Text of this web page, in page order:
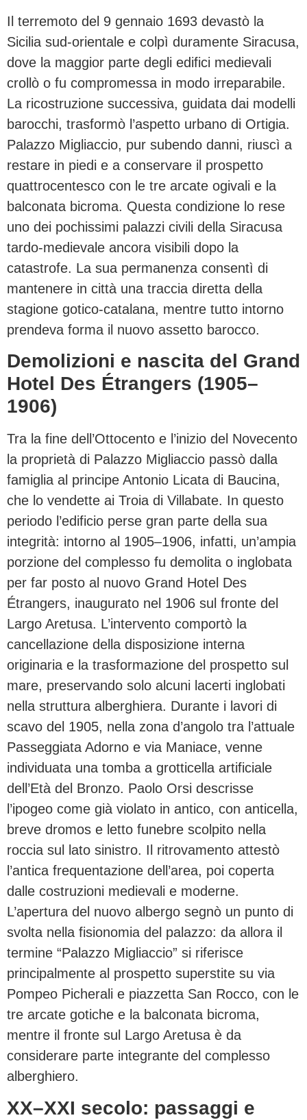
Il terremoto del 9 gennaio 1693 devastò la
Sicilia sud-orientale e colpì duramente Siracusa,
dove la maggior parte degli edifici medievali
crollò o fu compromessa in modo irreparabile.
La ricostruzione successiva, guidata dai modelli
barocchi, trasformò l’aspetto urbano di Ortigia.
Palazzo Migliaccio, pur subendo danni, riuscì a
restare in piedi e a conservare il prospetto
quattrocentesco con le tre arcate ogivali e la
balconata bicroma. Questa condizione lo rese
uno dei pochissimi palazzi civili della Siracusa
tardo-medievale ancora visibili dopo la
catastrofe. La sua permanenza consentì di
mantenere in città una traccia diretta della
stagione gotico-catalana, mentre tutto intorno
prendeva forma il nuovo assetto barocco.
Demolizioni e nascita del Grand
Hotel Des Étrangers (1905–
1906)
Tra la fine dell’Ottocento e l’inizio del Novecento
la proprietà di Palazzo Migliaccio passò dalla
famiglia al principe Antonio Licata di Baucina,
che lo vendette ai Troia di Villabate. In questo
periodo l’edificio perse gran parte della sua
integrità: intorno al 1905–1906, infatti, un’ampia
porzione del complesso fu demolita o inglobata
per far posto al nuovo Grand Hotel Des
Étrangers, inaugurato nel 1906 sul fronte del
Largo Aretusa. L’intervento comportò la
cancellazione della disposizione interna
originaria e la trasformazione del prospetto sul
mare, preservando solo alcuni lacerti inglobati
nella struttura alberghiera. Durante i lavori di
scavo del 1905, nella zona d’angolo tra l’attuale
Passeggiata Adorno e via Maniace, venne
individuata una tomba a grotticella artificiale
dell’Età del Bronzo. Paolo Orsi descrisse
l’ipogeo come già violato in antico, con anticella,
breve dromos e letto funebre scolpito nella
roccia sul lato sinistro. Il ritrovamento attestò
l’antica frequentazione dell’area, poi coperta
dalle costruzioni medievali e moderne.
L’apertura del nuovo albergo segnò un punto di
svolta nella fisionomia del palazzo: da allora il
termine “Palazzo Migliaccio” si riferisce
principalmente al prospetto superstite su via
Pompeo Picherali e piazzetta San Rocco, con le
tre arcate gotiche e la balconata bicroma,
mentre il fronte sul Largo Aretusa è da
considerare parte integrante del complesso
alberghiero.
XX–XXI secolo: passaggi e